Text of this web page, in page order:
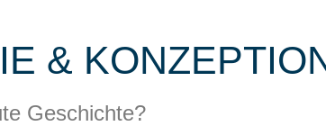
&
Geschichte?